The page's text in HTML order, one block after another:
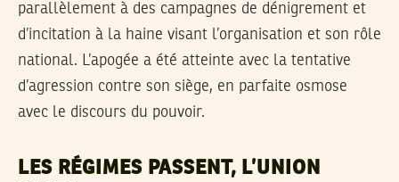
parallèlement à des campagnes de dénigrement et
d’incitation à la haine visant l’organisation et son rôle
national. L’apogée a été atteinte avec la tentative
d’agression contre son siège, en parfaite osmose
avec le discours du pouvoir.
LES RÉGIMES PASSENT, L’UNION